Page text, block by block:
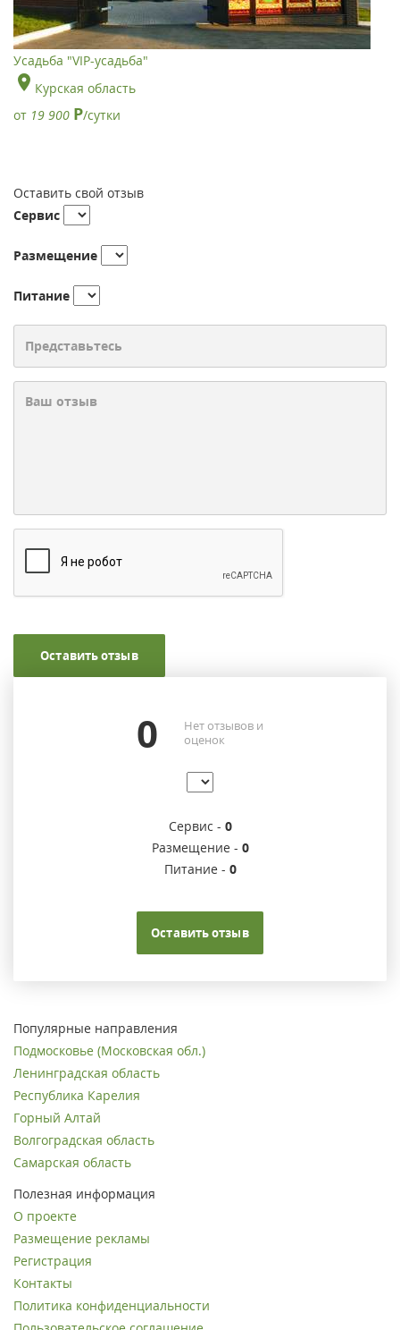
Усадьба "VIP-усадьба"
Курская область
от 19 900 Р/сутки
Оставить свой отзыв
Сервис
Размещение
Питание
Оставить отзыв
0
Нет отзывов и
оценок
Сервис - 0
Размещение - 0
Питание - 0
Оставить отзыв
Популярные направления
Подмосковье (Московская обл.)
Ленинградская область
Республика Карелия
Горный Алтай
Волгоградская область
Самарская область
Полезная информация
О проекте
Размещение рекламы
Регистрация
Контакты
Политика конфиденциальности